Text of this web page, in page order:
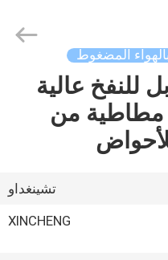
المضغوط
للنفخ عالية
مطاطية من
تشينغداو
XINCHENG